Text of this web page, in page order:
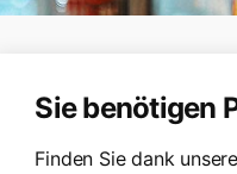
Sie benötigen
Finden Sie dank